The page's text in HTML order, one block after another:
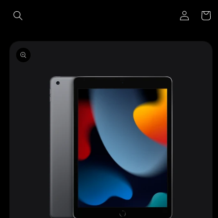
directamente
al contenido
Iniciar
sesión
Carrito
directamente
a la
información